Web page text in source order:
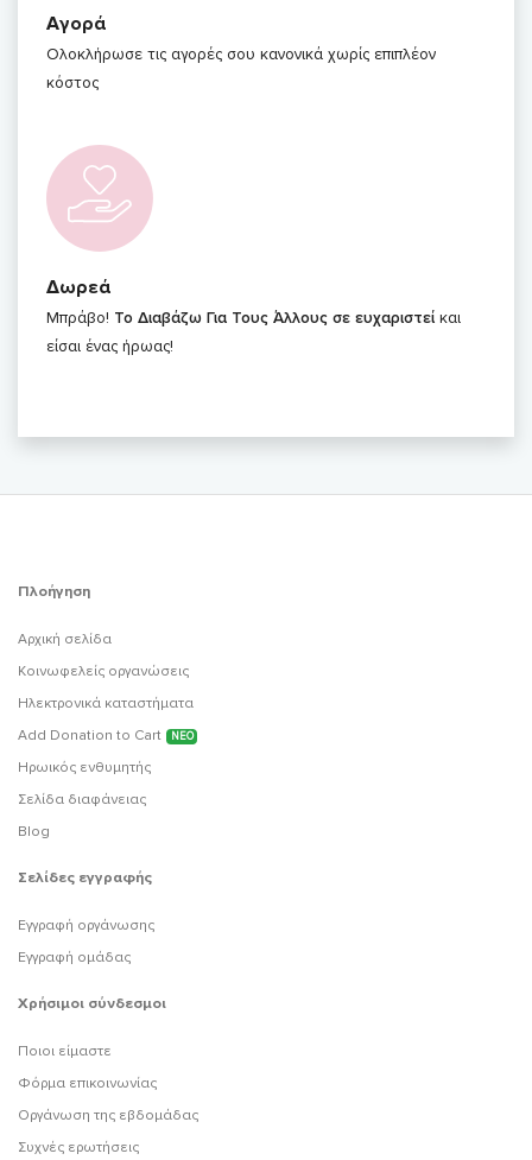
Αγορά
Ολοκλήρωσε τις αγορές σου κανονικά χωρίς επιπλέον
κόστος
Δωρεά
Μπράβο! To Διαβάζω Για Τους Άλλους σε ευχαριστεί και
είσαι ένας ήρωας!
Πλοήγηση
Αρχική σελίδα
Κοινωφελείς οργανώσεις
Ηλεκτρονικά καταστήματα
Add Donation to Cart
ΝΕΟ
Ηρωικός ενθυμητής
Σελίδα διαφάνειας
Blog
Σελίδες εγγραφής
Εγγραφή οργάνωσης
Εγγραφή ομάδας
Χρήσιμοι σύνδεσμοι
Ποιοι είμαστε
Φόρμα επικοινωνίας
Οργάνωση της εβδομάδας
Συχνές ερωτήσεις